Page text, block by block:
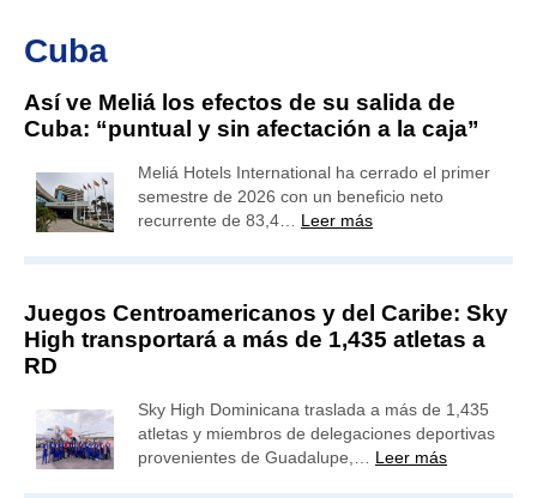
Cuba
Así ve Meliá los efectos de su salida de
Cuba: “puntual y sin afectación a la caja”
Meliá Hotels International ha cerrado el primer
semestre de 2026 con un beneficio neto
recurrente de 83,4… Leer más
Juegos Centroamericanos y del Caribe: Sky
High transportará a más de 1,435 atletas a
RD
Sky High Dominicana traslada a más de 1,435
atletas y miembros de delegaciones deportivas
provenientes de Guadalupe,… Leer más